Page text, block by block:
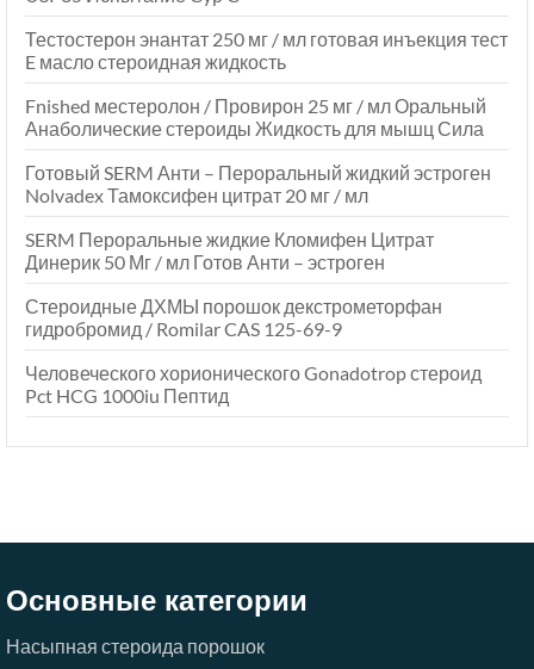
Тестостерон энантат 250 мг / мл готовая инъекция тест
E масло стероидная жидкость
Fnished местеролон / Провирон 25 мг / мл Оральный
Анаболические стероиды Жидкость для мышц Сила
Готовый SERM Анти – Пероральный жидкий эстроген
Nolvadex Тамоксифен цитрат 20 мг / мл
SERM Пероральные жидкие Кломифен Цитрат
Динерик 50 Мг / мл Готов Анти – эстроген
Стероидные ДХМЫ порошок декстрометорфан
гидробромид / Romilar CAS 125-69-9
Человеческого хорионического Gonadotrop стероид
Pct HCG 1000iu Пептид
Основные категории
Насыпная стероида порошок